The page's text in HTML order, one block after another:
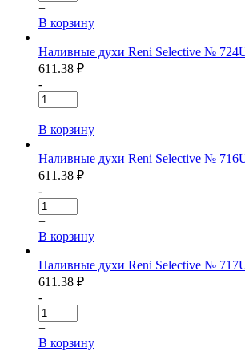
+
В корзину
Наливные духи Reni Selective №
611.38 ₽
-
+
В корзину
Наливные духи Reni Selective №
611.38 ₽
-
+
В корзину
Наливные духи Reni Selective №
611.38 ₽
-
+
В корзину